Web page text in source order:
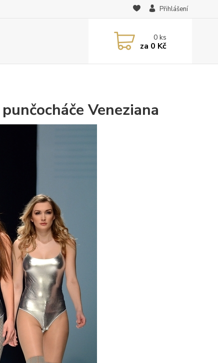
Přihlášení
0ks
za 0 Kč
Veneziana